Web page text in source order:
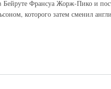
Бейруте Франсуа Жорж-Пико и
которого затем сменил